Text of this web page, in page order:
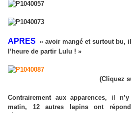
APRES « avoir mangé et surtout bu,
l’heure de partir Lulu ! »
(Cliquez sur
Contrairement aux apparences, il
matin, 12 autres lapins ont